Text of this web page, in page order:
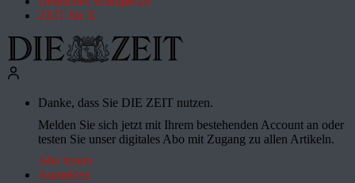
ZEIT für X
Danke, dass Sie DIE ZEIT nutzen.
Melden Sie sich jetzt mit Ihrem bestehenden Account an oder
testen Sie unser digitales Abo mit Zugang zu allen Artikeln.
Abo testen
Anmelden